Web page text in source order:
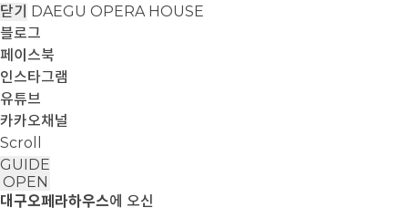
닫기 DAEGU OPERA HOUSE
블로그
페이스북
인스타그램
유튜브
카카오채널
Scroll
GUIDE
OPEN
대구오페라하우스에 오신